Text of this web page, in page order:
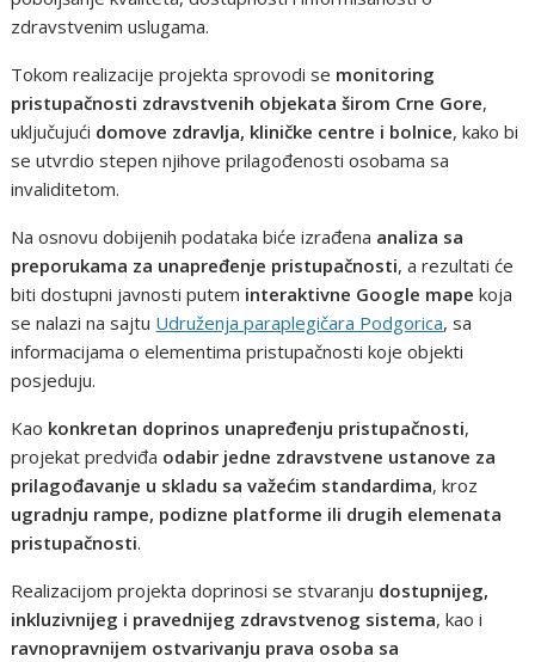
zdravstvenim uslugama.
Tokom realizacije projekta sprovodi se monitoring
pristupačnosti zdravstvenih objekata širom Crne Gore,
uključujući domove zdravlja, kliničke centre i bolnice, kako bi
se utvrdio stepen njihove prilagođenosti osobama sa
invaliditetom.
Na osnovu dobijenih podataka biće izrađena analiza sa
preporukama za unapređenje pristupačnosti, a rezultati će
biti dostupni javnosti putem interaktivne Google mape koja
se nalazi na sajtu Udruženja paraplegičara Podgorica, sa
informacijama o elementima pristupačnosti koje objekti
posjeduju.
Kao konkretan doprinos unapređenju pristupačnosti,
projekat predviđa odabir jedne zdravstvene ustanove za
prilagođavanje u skladu sa važećim standardima, kroz
ugradnju rampe, podizne platforme ili drugih elemenata
pristupačnosti.
Realizacijom projekta doprinosi se stvaranju dostupnijeg,
inkluzivnijeg i pravednijeg zdravstvenog sistema, kao i
ravnopravnijem ostvarivanju prava osoba sa